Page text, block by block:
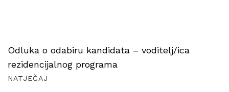
Odluka o odabiru kandidata – voditelj/ica
rezidencijalnog programa
NATJEČAJ